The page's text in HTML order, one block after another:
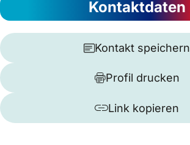
Kontaktdaten
Kontakt speichern
Profil drucken
Link kopieren